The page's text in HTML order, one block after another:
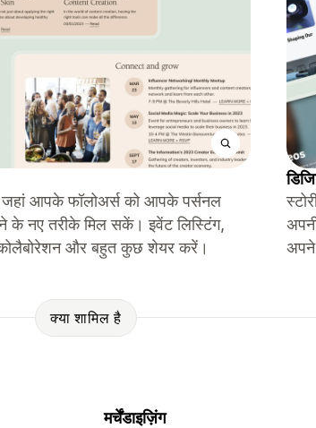
आपके फॉलोअर्स को आपके पर्सनल
के नए तरीके मिल सकें। इवेंट लिस्टिंग,
और बहुत कुछ शेयर करें।
अपने
क्या शामिल है
मर्चेंडाइज़िंग